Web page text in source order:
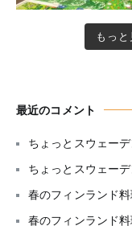
もっと
最近のコメント
ちょっとスウェー
ちょっとスウェー
春のフィンランド料
春のフィンランド料